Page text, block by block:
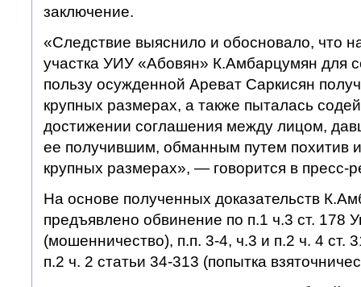
заключение.
«Следствие выяснило и обосновало, что
участка УИУ «Абовян» К.Амбарцумян для
пользу осужденной Ареват Саркисян
крупных размерах, а также пыталась
достижении соглашения между лицом,
ее получившим, обманным путем похитив
крупных размерах», — говорится в пресс-
На основе полученных доказательств
предъявлено обвинение по п.1 ч.3 ст. 178
(мошенничество), п.п. 3-4, ч.3 и п.2 ч. 4 ст.
п.2 ч. 2 статьи 34-313 (попытка